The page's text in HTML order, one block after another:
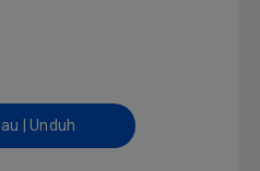
| Unduh